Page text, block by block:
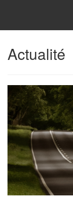
Actualité